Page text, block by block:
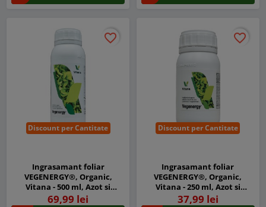
Discount per Cantitate
favorite_border
favorite_border
Ingrasamant foliar
VEGENERGY®, Organic,
Vitana - 500 ml, Azot si
Aminoacizi vegetali liberi
69,99 lei
Discount per Cantitate
favorite_border
favorite_border
Ingrasamant foliar
VEGENERGY®, Organic,
Vitana - 250 ml, Azot si
Aminoacizi vegetali liberi
37,99 lei